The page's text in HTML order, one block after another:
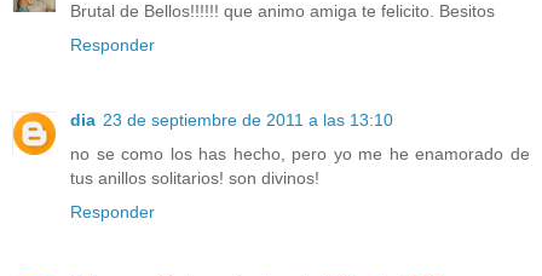
Brutal de Bellos!!!!!! que animo amiga te felicito. Besitos
Responder
dia 23 de septiembre de 2011 a las 13:10
no se como los has hecho, pero yo me he enamorado de
tus anillos solitarios! son divinos!
Responder